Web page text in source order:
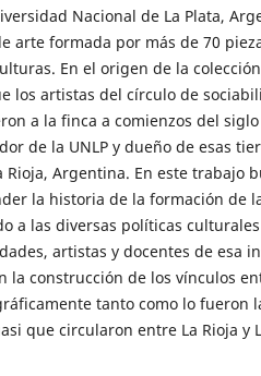
Nacional de La Plata,
arte formada por más de 70
En el origen de la
los artistas del círculo de
a la finca a comienzos del
de la UNLP y dueño de esas
Rioja, Argentina. En este trabajo
la historia de la formación de
a las diversas políticas culturales
artistas y docentes de esa
la construcción de los vínculos
tanto como lo fueron
que circularon entre La Rioja y